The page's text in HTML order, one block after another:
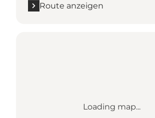
Route anzeigen
Loading map...